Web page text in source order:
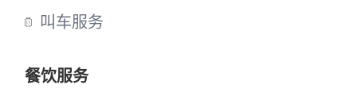
叫车服务
餐饮服务